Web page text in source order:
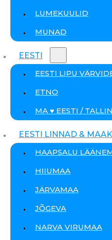
LUMEKUULID
MUNAD
EESTI
EESTI LIPU
ETNO
MA ♥ EESTI /
EESTI LINNAD &
HAAPSALU
HIIUMAA
JÄRVAMAA
JÕGEVA
NARVA VIRUMAA